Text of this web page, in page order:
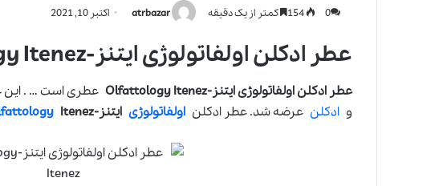
atrbazar اکتبر 10, 2021 0 کمتر از یک دقیقه
عطر ادکلن اولفاتولوژی ایتنز-Olfattology Itenez
عطر ادکلن اولفاتولوژی ایتنز-Olfattology Itenez
و ادکلن عرضه شد. عطر ادکلن اولفاتولوژی ایتنز-Itenez